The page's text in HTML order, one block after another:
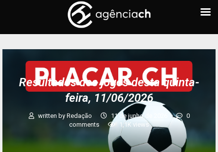
Resultados dos jogos desta quinta-
feira, 11/06/2026
written by Redação 11 de junho de 2026
0
comments
1,1K views